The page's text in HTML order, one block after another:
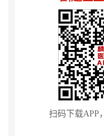
扫码下载APP